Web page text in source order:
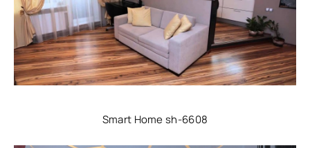
Smart Home sh-6608